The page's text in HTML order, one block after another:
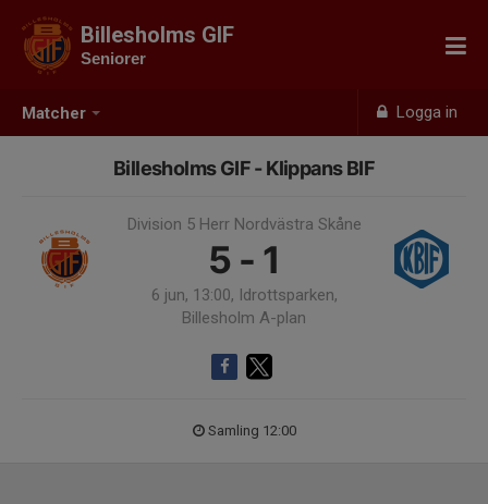
Matcher Logga in
Billesholms GIF
Seniorer
Billesholms GIF - Klippans BIF
Division 5 Herr Nordvästra Skåne
5 - 1
6 jun, 13:00, Idrottsparken,
Billesholm A-plan
Samling 12:00